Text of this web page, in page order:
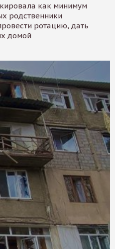
как минимум
родственники
ротацию, дать
домой